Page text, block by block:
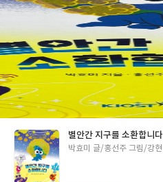
력 거대 토네이도, 대규모 산호 폐
강력 태풍, 빙하 녹음으로 인한 메
산불 등 다양한 문제를 발생했다. 그러한 문제로 소환된 지구. 지구
를 처음본 은하와 항성, 혜성은 지
구는 항변을 하고자하고, 자신에 대해 이야기
고 생명체가 살기 좋은 환경이나,
사고가 일어난다. 몸이 점점 뜨거
야기 하는 지구. 우리 몸에서도 1
게 1도는 아주아주 중요한 온도이
는 지구. 지구는 온실가스가 있어 태양의 열이 바로 빠져나가지 않
고, 가두어 온도를 유지해준다. 그
점 더 많은 열을 가두어 두고, 그로
별안간 지구를 소환합니다
글
박효미 글/홍선주 그림/강